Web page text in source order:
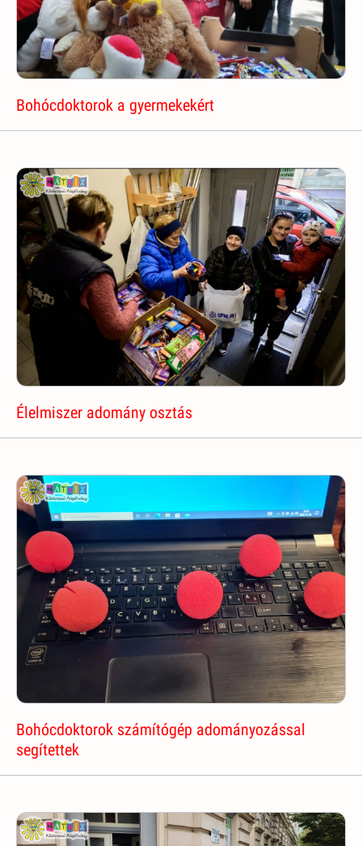
Bohócdoktorok a gyermekekért
Élelmiszer adomány osztás
Bohócdoktorok számítógép adományozással
segítettek